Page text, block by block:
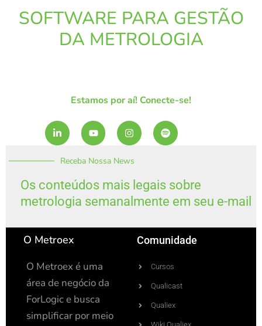
SOFTWARE PARA GESTÃO
DA METROLOGIA
Estamos por aí! Conecte-se!
L
i
n
e
i
n
-
i
Y
o
u
u
e
I
n
s
a
r
a
m
S
p
o
y
Receba Nossa News
Os conteúdos mais legais sobre
metrologia semanalmente em seu e-mail
O Metroex
O Metroex é uma
área de negócio da
ForLogic e busca
simplificar por meio
Comunidade
Cursos
Qualicast
Qualiex